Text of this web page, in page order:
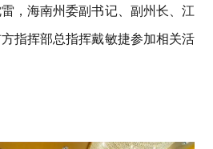
，海南州委副书记、副州长、江
指挥部总指挥戴敏捷参加相关活